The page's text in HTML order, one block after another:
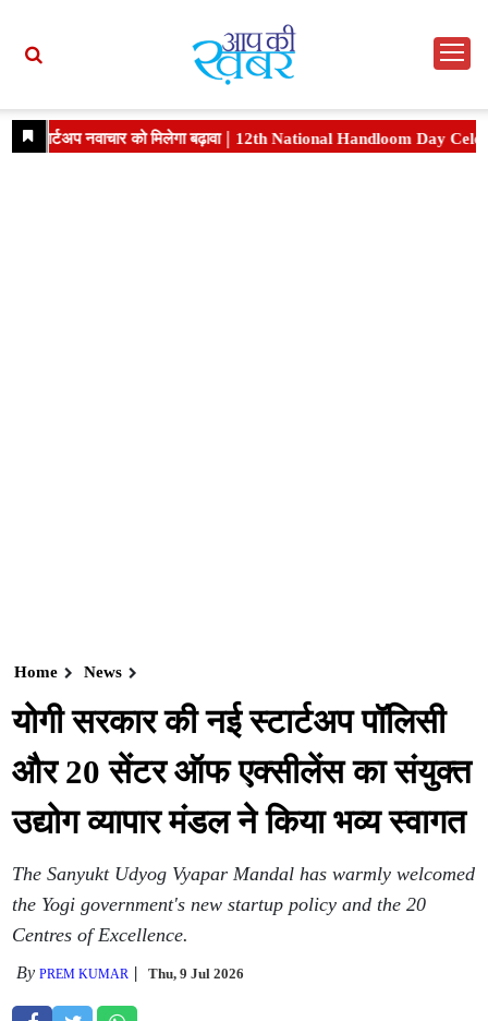
Home News
योगी सरकार की नई स्टार्टअप पॉलिसी
और 20 सेंटर ऑफ एक्सीलेंस का संयुक्त
उद्योग व्यापार मंडल ने किया भव्य स्वागत
The Sanyukt Udyog Vyapar Mandal has warmly welcomed
the Yogi government's new startup policy and the 20
Centres of Excellence.
ByPREM KUMAR Thu, 9 Jul 2026